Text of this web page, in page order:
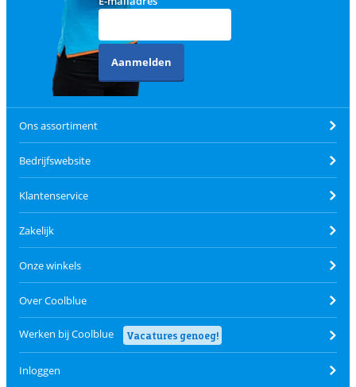
Aanmelden
Ons assortiment
Bedrijfswebsite
Klantenservice
Zakelijk
Onze winkels
Over Coolblue
Werken bij Coolblue Vacatures genoeg!
Inloggen